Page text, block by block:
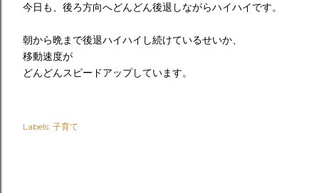
今日も、後ろ方向へどんどん後退しながらハイハイです。
朝から晩まで後退ハイハイし続けているせいか、
移動速度が
どんどんスピードアップしています。
Labels: 子育て